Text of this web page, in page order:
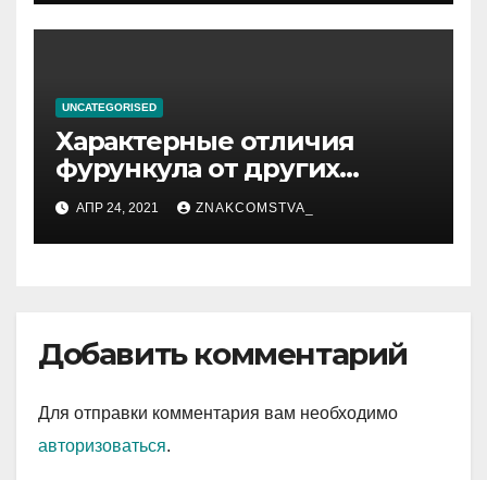
UNCATEGORISED
Характерные отличия
фурункула от других
заболеваний
АПР 24, 2021 ZNAKCOMSTVA_
Добавить комментарий
Для отправки комментария вам необходимо
авторизоваться.